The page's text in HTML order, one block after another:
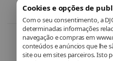
Cookies e opções de
Com o seu consentimento, a
determinadas informações
navegação e compras em
conteúdos e anúncios que lhe
site ou em sites parceiros. Isto